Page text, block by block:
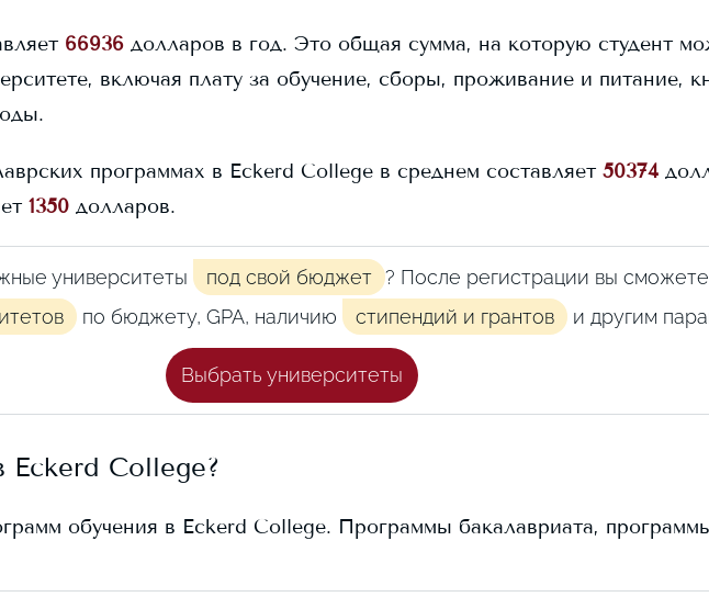
66936 долларов в год. Это общая сумма, на которую студент
включая плату за обучение, сборы, проживание и питание,
программах в Eckerd College в среднем составляет 50374
1350 долларов.
университеты под свой бюджет ? После регистрации вы
по бюджету, GPA, наличию стипендий и грантов и другим
Выбрать университеты
Eckerd College?
обучения в Eckerd College. Программы бакалавриата,